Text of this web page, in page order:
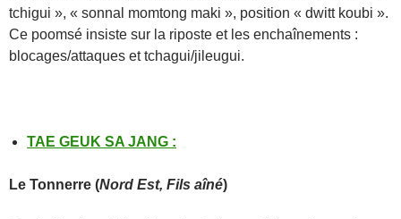
tchigui », « sonnal momtong maki », position « dwitt koubi ».
Ce poomsé insiste sur la riposte et les enchaînements :
blocages/attaques et tchagui/jileugui.
TAE GEUK SA JANG :
Le Tonnerre (Nord Est, Fils aîné)